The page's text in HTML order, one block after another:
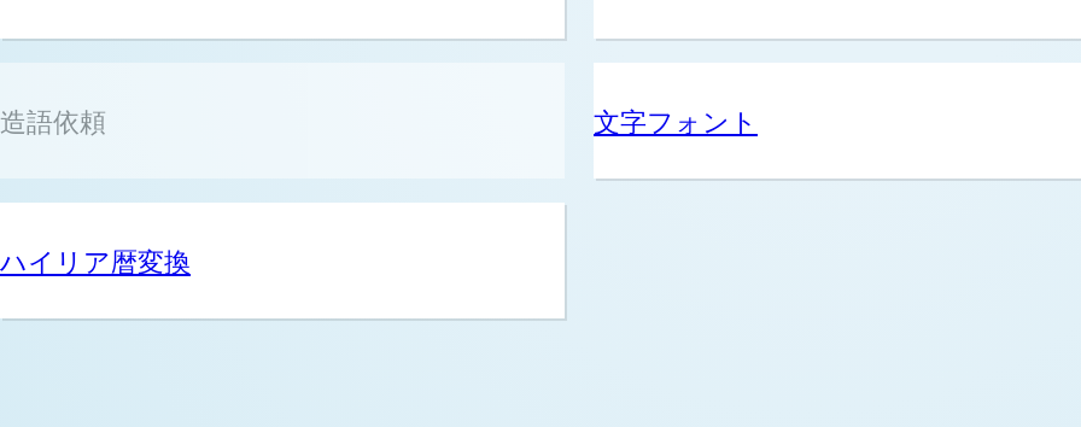
造語依頼 文字フォント
ハイリア暦変換